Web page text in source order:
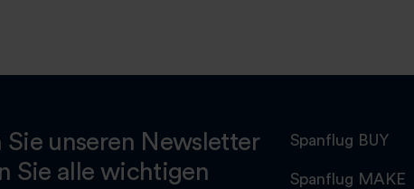
unseren Newsletter
Sie alle wichtigen
Spanflug BUY
Spanflug MAKE